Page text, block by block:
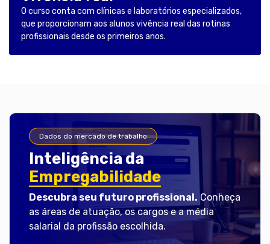
O curso conta com clínicas e laboratórios especializados,
que proporcionam aos alunos vivência real das rotinas
profissionais desde os primeiros anos.
Dados do mercado de trabalho
Inteligência da
Empregabilidade
Descubra seu futuro profissional. Conheça
as áreas de atuação, os cargos e a média
salarial da profissão escolhida.